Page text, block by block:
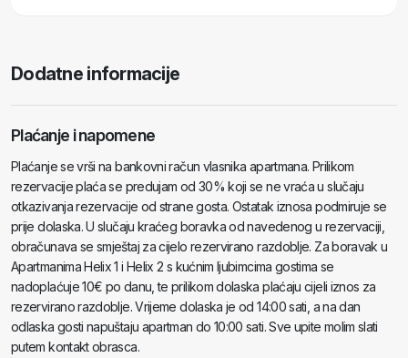
Dodatne informacije
Plaćanje i napomene
Plaćanje se vrši na bankovni račun vlasnika apartmana. Prilikom
rezervacije plaća se predujam od 30% koji se ne vraća u slučaju
otkazivanja rezervacije od strane gosta. Ostatak iznosa podmiruje se
prije dolaska. U slučaju kraćeg boravka od navedenog u rezervaciji,
obračunava se smještaj za cijelo rezervirano razdoblje. Za boravak u
Apartmanima Helix 1 i Helix 2 s kućnim ljubimcima gostima se
nadoplaćuje 10€ po danu, te prilikom dolaska plaćaju cijeli iznos za
rezervirano razdoblje. Vrijeme dolaska je od 14:00 sati, a na dan
odlaska gosti napuštaju apartman do 10:00 sati. Sve upite molim slati
putem kontakt obrasca.